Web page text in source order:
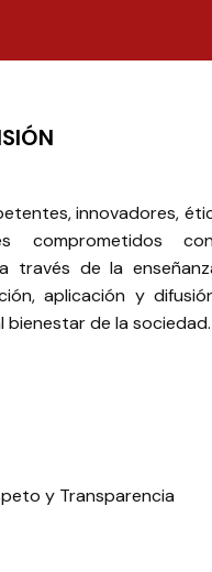
innovadores,
comprometidos
través de la
aplicación y
de la sociedad.
y Transparencia